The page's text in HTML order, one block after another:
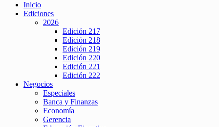
Inicio
Ediciones
2026
Edición 217
Edición 218
Edición 219
Edición 220
Edición 221
Edición 222
Negocios
Especiales
Banca y Finanzas
Economía
Gerencia